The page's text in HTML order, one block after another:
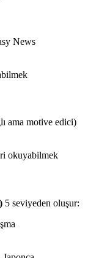
News
ama motive edici)
okuyabilmek
5 seviyeden oluşur: